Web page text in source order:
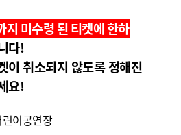
지 미수령 된 티켓에한하
다!
이 취소되지 않도록 정해진
요!
이공연장